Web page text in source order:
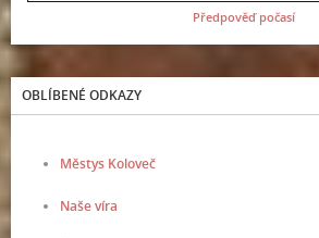
Předpověď počasí
OBLÍBENÉ ODKAZY
Městys Koloveč
Naše víra